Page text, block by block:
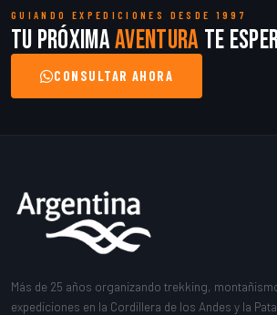
GUIANDO EXPEDICIONES DESDE 1997
Tu próximaaventura te
CONSULTAR AHORA
Más de 25 años organizando trekking,
expediciones en la Cordillera de los Andes y la